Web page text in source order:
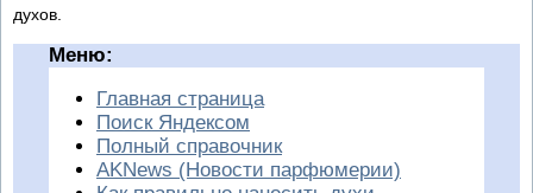
духов.
Меню:
Главная страница
Поиск Яндексом
Полный справочник
AKNews (Новости парфюмерии)